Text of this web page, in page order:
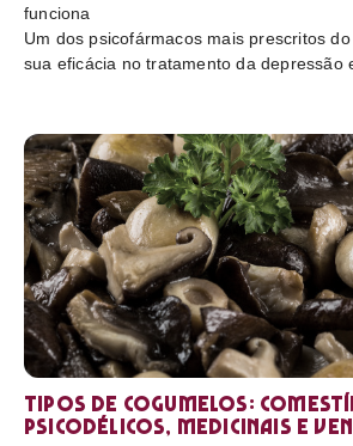
funciona
Um dos psicofármacos mais prescritos
sua eficácia no tratamento da depressão
Tipos de cogumelos:
psicodélicos, medicinais e